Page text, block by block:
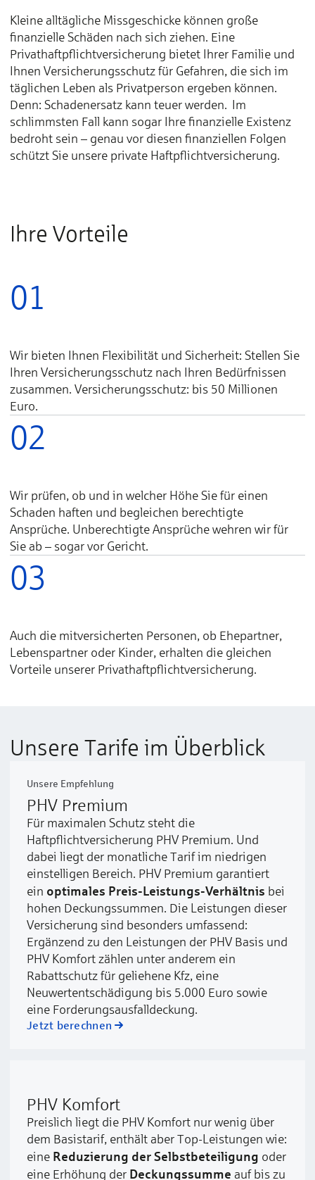
Kleine alltägliche Missgeschicke können große
finanzielle Schäden nach sich ziehen. Eine
Privathaftpflichtversicherung bietet Ihrer Familie und
Ihnen Versicherungsschutz für Gefahren, die sich im
täglichen Leben als Privatperson ergeben können.
Denn: Schadenersatz kann teuer werden. Im
schlimmsten Fall kann sogar Ihre finanzielle Existenz
bedroht sein – genau vor diesen finanziellen Folgen
schützt Sie unsere private Haftpflichtversicherung.
Ihre Vorteile
01
Wir bieten Ihnen Flexibilität und Sicherheit: Stellen Sie
Ihren Versicherungsschutz nach Ihren Bedürfnissen
zusammen. Versicherungsschutz: bis 50 Millionen
Euro.
02
Wir prüfen, ob und in welcher Höhe Sie für einen
Schaden haften und begleichen berechtigte
Ansprüche. Unberechtigte Ansprüche wehren wir für
Sie ab – sogar vor Gericht.
03
Auch die mitversicherten Personen, ob Ehepartner,
Lebenspartner oder Kinder, erhalten die gleichen
Vorteile unserer Privathaft­pflicht­versicherung.
Unsere Tarife im Überblick
Unsere Empfehlung
PHV Premium
Für maximalen Schutz steht die
Haftpflichtversicherung PHV Premium. Und
dabei liegt der monatliche Tarif im niedrigen
einstelligen Bereich. PHV Premium garantiert
ein optimales Preis-Leistungs-Verhältnis bei
hohen Deckungssummen. Die Leistungen dieser
Versicherung sind besonders umfassend:
Ergänzend zu den Leistungen der PHV Basis und
PHV Komfort zählen unter anderem ein
Rabattschutz für geliehene Kfz, eine
Neuwertentschädigung bis 5.000 Euro sowie
eine Forderungsausfalldeckung.
Jetzt berechnen
PHV Komfort
Preislich liegt die PHV Komfort nur wenig über
dem Basistarif, enthält aber Top-Leistungen wie:
eine Reduzierung der Selbstbeteiligung oder
eine Erhöhung der Deckungssumme auf bis zu